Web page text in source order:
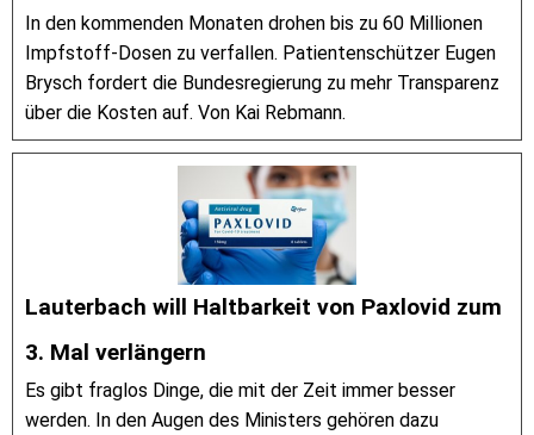
In den kommenden Monaten drohen bis zu 60 Millionen
Impfstoff-Dosen zu verfallen. Patientenschützer Eugen
Brysch fordert die Bundesregierung zu mehr Transparenz
über die Kosten auf. Von Kai Rebmann.
Lauterbach will Haltbarkeit von Paxlovid zum
3. Mal verlängern
Es gibt fraglos Dinge, die mit der Zeit immer besser
werden. In den Augen des Ministers gehören dazu